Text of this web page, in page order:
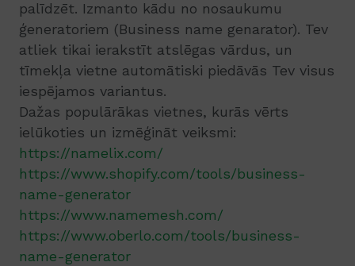
palīdzēt. Izmanto kādu no nosaukumu
ģeneratoriem (Business name genarator). Tev
atliek tikai ierakstīt atslēgas vārdus, un
tīmekļa vietne automātiski piedāvās Tev visus
iespējamos variantus.
Dažas populārākas vietnes, kurās vērts
ielūkoties un izmēģināt veiksmi:
https://namelix.com/
https://www.shopify.com/tools/business-
name-generator
https://www.namemesh.com/
https://www.oberlo.com/tools/business-
name-generator